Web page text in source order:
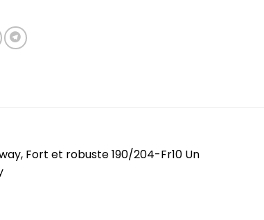
Fort et robuste 190/204-Fr10 Un